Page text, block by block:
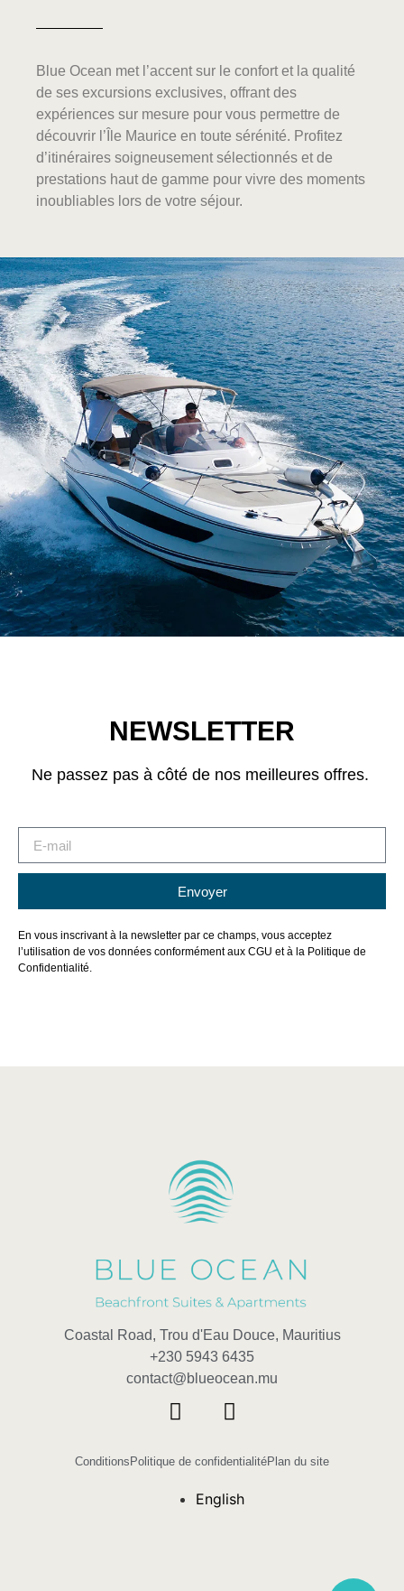
Blue Ocean met l’accent sur le confort et la qualité
de ses excursions exclusives, offrant des
expériences sur mesure pour vous permettre de
découvrir l’Île Maurice en toute sérénité. Profitez
d’itinéraires soigneusement sélectionnés et de
prestations haut de gamme pour vivre des moments
inoubliables lors de votre séjour.
NEWSLETTER
Ne passez pas à côté de nos meilleures offres.
Envoyer
En vous inscrivant à la newsletter par ce champs, vous acceptez
l’utilisation de vos données conformément aux CGU et à la Politique de
Confidentialité.
Coastal Road, Trou d'Eau Douce, Mauritius
+230 5943 6435
contact@blueocean.mu
Conditions Politique de confidentialitéPlan du site
English